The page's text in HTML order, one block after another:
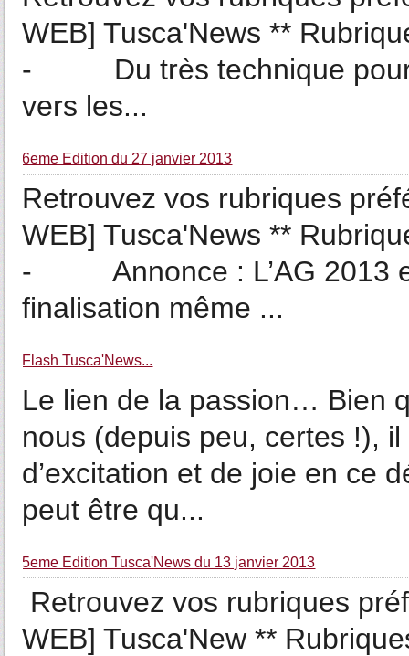
WEB] Tusca'News **
- Du très technique pour
vers les...
6eme Edition du 27 janvier 2013
Retrouvez vos rubriques
WEB] Tusca'News **
- Annonce : L’AG 2013
finalisation même ...
Flash Tusca'News...
Le lien de la passion… Bien
nous (depuis peu, certes !),
d’excitation et de joie en ce
peut être qu...
5eme Edition Tusca'News du 13 janvier 2013
Retrouvez vos rubriques
WEB] Tusca'New **